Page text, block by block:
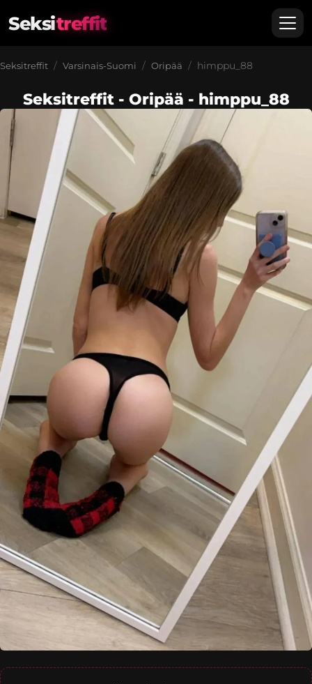
Seksitreffit
Seksitreffit Varsinais-Suomi Oripää himppu_88
Seksitreffit - Oripää - himppu_88